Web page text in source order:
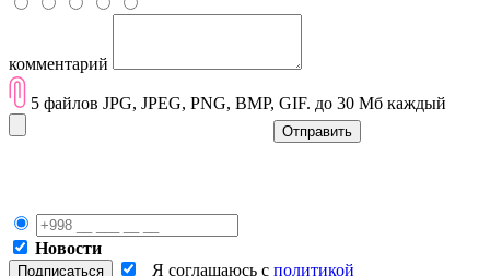
комментарий
5 файлов JPG, JPEG, PNG, BMP, GIF. до 30 Мб каждый
Отправить
Новости
Я соглашаюсь с политикой